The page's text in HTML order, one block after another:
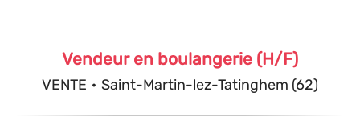
Vendeur en boulangerie (H/F)
VENTE · Saint-Martin-lez-Tatinghem (62)